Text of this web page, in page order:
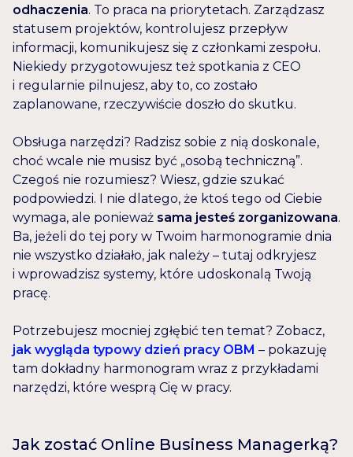
odhaczenia. To praca na priorytetach. Zarządzasz
statusem projektów, kontrolujesz przepływ
informacji, komunikujesz się z członkami zespołu.
Niekiedy przygotowujesz też spotkania z CEO
i regularnie pilnujesz, aby to, co zostało
zaplanowane, rzeczywiście doszło do skutku.
Obsługa narzędzi? Radzisz sobie z nią doskonale,
choć wcale nie musisz być „osobą techniczną”.
Czegoś nie rozumiesz? Wiesz, gdzie szukać
podpowiedzi. I nie dlatego, że ktoś tego od Ciebie
wymaga, ale ponieważ sama jesteś zorganizowana.
Ba, jeżeli do tej pory w Twoim harmonogramie dnia
nie wszystko działało, jak należy – tutaj odkryjesz
i wprowadzisz systemy, które udoskonalą Twoją
pracę.
Potrzebujesz mocniej zgłębić ten temat? Zobacz,
jak wygląda typowy dzień pracy OBM – pokazuję
tam dokładny harmonogram wraz z przykładami
narzędzi, które wesprą Cię w pracy.
Jak zostać Online Business Managerką?